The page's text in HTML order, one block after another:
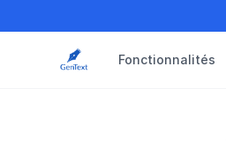
Fonctionnalités